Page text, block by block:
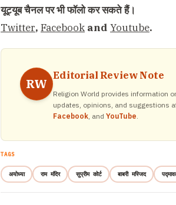
यूट्यूब चैनल पर भी फॉलो कर सकते हैं।
Twitter, Facebook and Youtube.
RW
Editorial Review Note
Religion World provides information
updates, opinions, and suggestions
Facebook, and YouTube.
TAGS
अयोध्या राम मंदिर सुप्रीम कोर्ट बाबरी मस्जिद